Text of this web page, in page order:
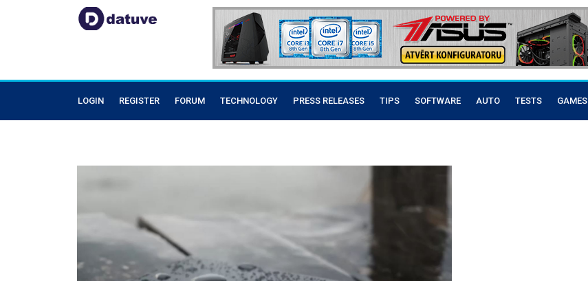
LOGIN REGISTER FORUM TECHNOLOGY PRESS RELEASES TIPS SOFTWARE AUTO TESTS GAMES